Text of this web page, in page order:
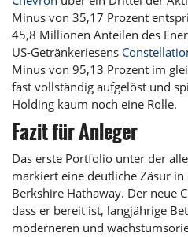
Minus von 35,17 Prozent
45,8 Millionen Anteilen des
US-Getränkeriesens
Minus von 95,13 Prozent im
fast vollständig aufgelöst und
Holding kaum noch eine Rolle.
Fazit für Anleger
Das erste Portfolio unter der
markiert eine deutliche Zäsur
Berkshire Hathaway. Der neue
dass er bereit ist, langjährige
moderneren und